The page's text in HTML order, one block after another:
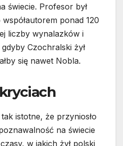
świecie. Profesor był
ponad 120
liczby wynalazków i
Czochralski żył
się nawet Nobla.
istotne, że przyniosło
na świecie
w jakich żył polski